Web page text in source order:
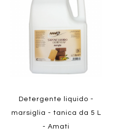
Quickview
Detergente liquido -
marsiglia - tanica da 5 L
- Amati